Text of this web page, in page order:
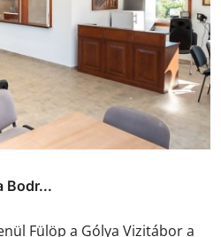
Bodr...
Fülöp a Gólya Vizitábor a